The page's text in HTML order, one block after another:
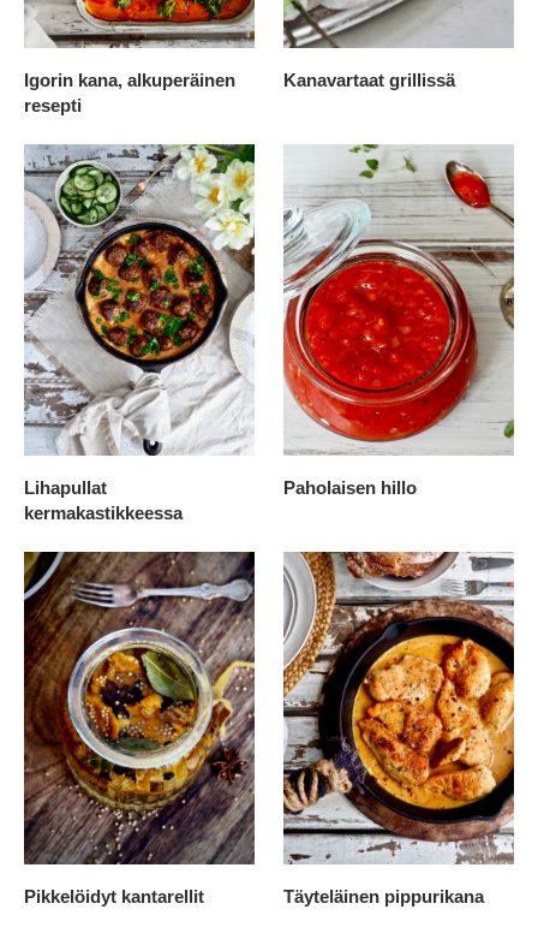
Igorin kana, alkuperäinen
resepti
Kanavartaat grillissä
Lihapullat
kermakastikkeessa
Paholaisen hillo
Pikkelöidyt kantarellit Täyteläinen pippurikana